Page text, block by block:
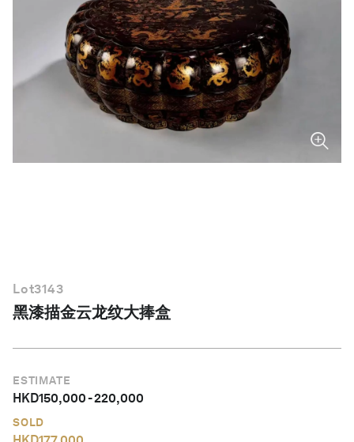
Lot3143
黑漆描金云龙纹大捧盒
ESTIMATE
HKD150,000-220,000
SOLD